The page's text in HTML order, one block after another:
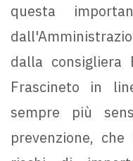
questa
dalla consigliera
Frascineto in
sempre più
prevenzione,